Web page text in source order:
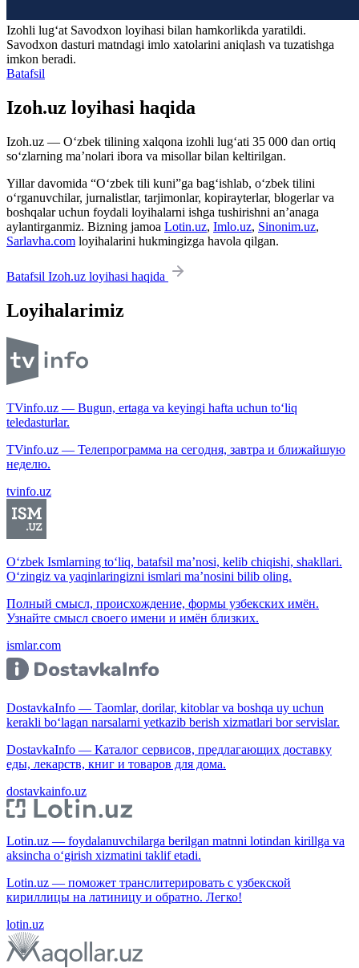
Izohli lugʻat Savodxon loyihasi bilan hamkorlikda yaratildi.
Savodxon dasturi matndagi imlo xatolarini aniqlash va tuzatishga
imkon beradi.
Batafsil
Izoh.uz loyihasi haqida
Izoh.uz — O‘zbek tilining xalqona izohli lug‘ati 35 000 dan ortiq
so‘zlarning ma’nolari ibora va misollar bilan keltirilgan.
Yillar davomida “O‘zbek tili kuni”ga bag‘ishlab, o‘zbek tilini
o‘rganuvchilar, jurnalistlar, tarjimonlar, kopirayterlar, blogerlar va
boshqalar uchun foydali loyihalarni ishga tushirishni an’anaga
aylantirganmiz. Bizning jamoa Lotin.uz, Imlo.uz, Sinonim.uz,
Sarlavha.com loyihalarini hukmingizga havola qilgan.
Batafsil Izoh.uz loyihasi haqida
Loyihalarimiz
TVinfo.uz — Bugun, ertaga va keyingi hafta uchun to‘liq
teledasturlar.
TVinfo.uz — Телепрограмма на сегодня, завтра и ближайшую
неделю.
tvinfo.uz
O‘zbek Ismlarning to‘liq, batafsil ma’nosi, kelib chiqishi, shakllari.
O‘zingiz va yaqinlaringizni ismlari ma’nosini bilib oling.
Полный смысл, происхождение, формы узбекских имён.
Узнайте смысл своего имени и имён близких.
ismlar.com
DostavkaInfo — Taomlar, dorilar, kitoblar va boshqa uy uchun
kerakli bo‘lagan narsalarni yetkazib berish xizmatlari bor servislar.
DostavkaInfo — Каталог сервисов, предлагающих доставку
еды, лекарств, книг и товаров для дома.
dostavkainfo.uz
Lotin.uz — foydalanuvchilarga berilgan matnni lotindan kirillga va
aksincha o‘girish xizmatini taklif etadi.
Lotin.uz — поможет транслитерировать с узбекской
кириллицы на латиницу и обратно. Легко!
lotin.uz